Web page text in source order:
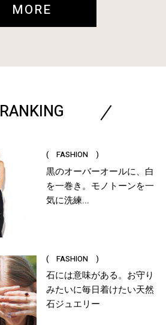
MORE
RANKING
( FASHION )
黒のオーバーオールに、白
を一巻き。モノトーンを一
気に洗練...
( FASHION )
石には意味がある。お守り
みたいに毎日着けたい天然
石ジュエリー